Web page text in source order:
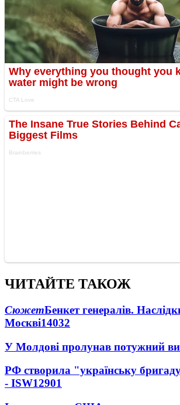
ЧИТАЙТЕ ТАКОЖ
СюжетБенкет генералів.
Москві14032
У Молдові пролунав потужний
РФ створила "українську
- ISW12901